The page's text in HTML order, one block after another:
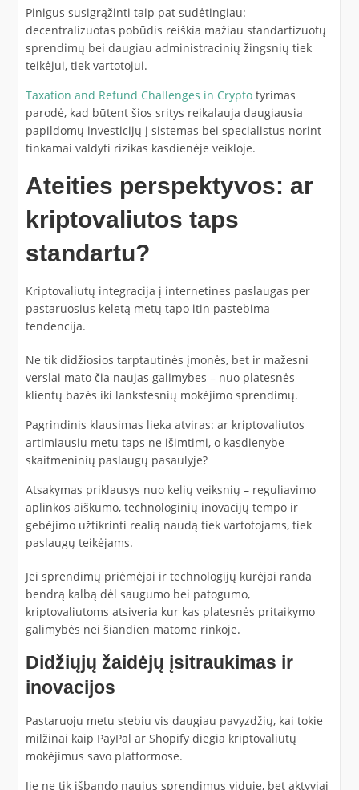
Pinigus susigrąžinti taip pat sudėtingiau:
decentralizuotas pobūdis reiškia mažiau standartizuotų
sprendimų bei daugiau administracinių žingsnių tiek
teikėjui, tiek vartotojui.
Taxation and Refund Challenges in Cryptotyrimas
parodė, kad būtent šios sritys reikalauja daugiausia
papildomų investicijų į sistemas bei specialistus norint
tinkamai valdyti rizikas kasdienėje veikloje.
Ateities perspektyvos: ar
kriptovaliutos taps
standartu?
Kriptovaliutų integracija į internetines paslaugas per
pastaruosius keletą metų tapo itin pastebima
tendencija.
Ne tik didžiosios tarptautinės įmonės, bet ir mažesni
verslai mato čia naujas galimybes – nuo platesnės
klientų bazės iki lankstesnių mokėjimo sprendimų.
Pagrindinis klausimas lieka atviras: ar kriptovaliutos
artimiausiu metu taps ne išimtimi, o kasdienybe
skaitmeninių paslaugų pasaulyje?
Atsakymas priklausys nuo kelių veiksnių – reguliavimo
aplinkos aiškumo, technologinių inovacijų tempo ir
gebėjimo užtikrinti realią naudą tiek vartotojams, tiek
paslaugų teikėjams.
Jei sprendimų priėmėjai ir technologijų kūrėjai randa
bendrą kalbą dėl saugumo bei patogumo,
kriptovaliutoms atsiveria kur kas platesnės pritaikymo
galimybės nei šiandien matome rinkoje.
Didžiųjų žaidėjų įsitraukimas ir
inovacijos
Pastaruoju metu stebiu vis daugiau pavyzdžių, kai tokie
milžinai kaip PayPal ar Shopify diegia kriptovaliutų
mokėjimus savo platformose.
Jie ne tik išbando naujus sprendimus viduje, bet aktyviai